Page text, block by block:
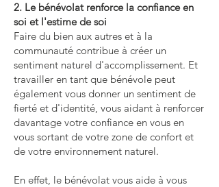
2. Le bénévolat renforce la confiance en
soi et l'estime de soi
Faire du bien aux autres et à la
communauté contribue à créer un
sentiment naturel d'accomplissement. Et
travailler en tant que bénévole peut
également vous donner un sentiment de
fierté et d'identité, vous aidant à renforcer
davantage votre confiance en vous en
vous sortant de votre zone de confort et
de votre environnement naturel.
En effet, le bénévolat vous aide à vous